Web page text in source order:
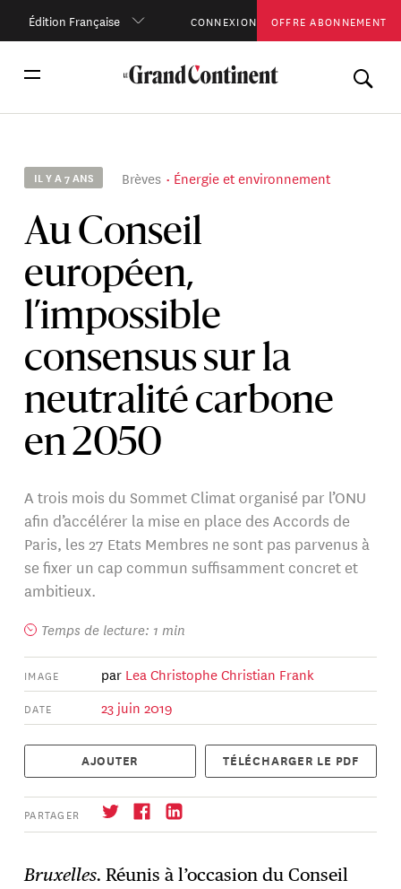
Édition Française CONNEXION OFFRE ABONNEMENT
IL Y A 7 ANS Brèves Énergie et environnement
Au Conseil
européen,
l’impossible
consensus sur la
neutralité carbone
en 2050
A trois mois du Sommet Climat organisé par l’ONU
afin d’accélérer la mise en place des Accords de
Paris, les 27 Etats Membres ne sont pas parvenus à
se fixer un cap commun suffisamment concret et
ambitieux.
Temps de lecture: 1 min
IMAGE par Lea ChristopheChristian Frank
DATE 23 juin 2019
AJOUTER TÉLÉCHARGER LE PDF
PARTAGER
Bruxelles.Réunis à l’occasion du Conseil